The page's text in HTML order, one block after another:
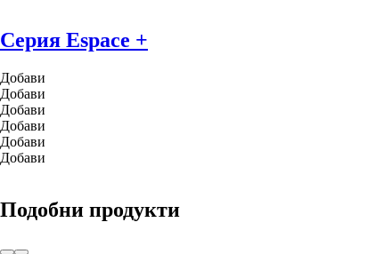
Серия Espace +
Добави
Добави
Добави
Добави
Добави
Добави
Подобни продукти